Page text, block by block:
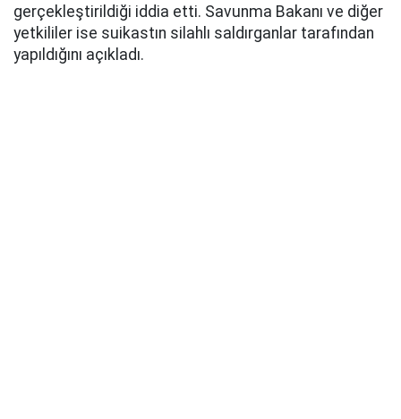
gerçekleştirildiği iddia etti. Savunma Bakanı ve diğer
yetkililer ise suikastın silahlı saldırganlar tarafından
yapıldığını açıkladı.